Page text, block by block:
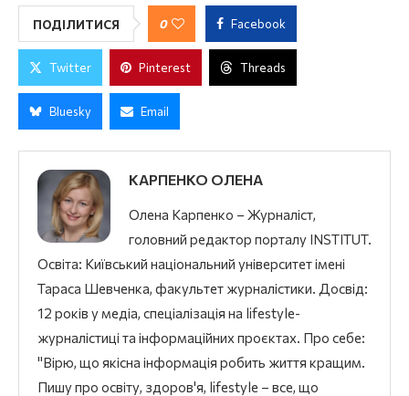
ПОДІЛИТИСЯ 0 Facebook
Twitter Pinterest Threads
Bluesky Email
КАРПЕНКО ОЛЕНА
Олена Карпенко – Журналіст,
головний редактор порталу INSTITUT.
Освіта: Київський національний університет імені
Тараса Шевченка, факультет журналістики. Досвід:
12 років у медіа, спеціалізація на lifestyle-
журналістиці та інформаційних проєктах. Про себе:
"Вірю, що якісна інформація робить життя кращим.
Пишу про освіту, здоров'я, lifestyle – все, що